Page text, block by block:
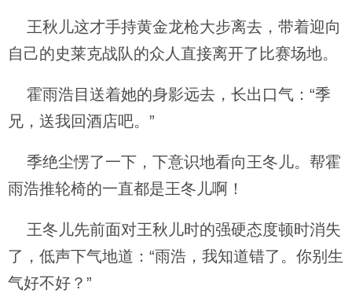
王秋儿这才手持黄金龙枪大步离去，带着迎向
自己的史莱克战队的众人直接离开了比赛场地。
霍雨浩目送着她的身影远去，长出口气：“季
兄，送我回酒店吧。”
季绝尘愣了一下，下意识地看向王冬儿。帮霍
雨浩推轮椅的一直都是王冬儿啊！
王冬儿先前面对王秋儿时的强硬态度顿时消失
了，低声下气地道：“雨浩，我知道错了。你别生
气好不好？”